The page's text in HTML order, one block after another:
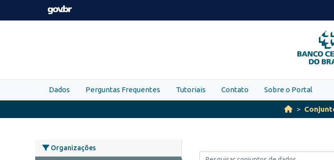
Skip to main content
O
Dados Perguntas Frequentes Tutoriais Contato Sobre o Portal
Organizações